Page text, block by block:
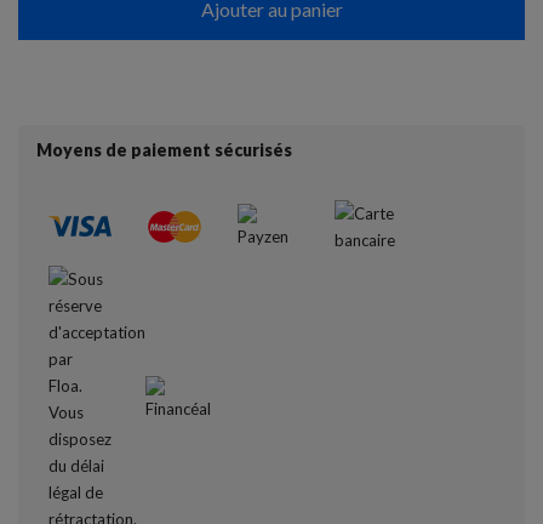
Ajouter au panier
Moyens de paiement sécurisés